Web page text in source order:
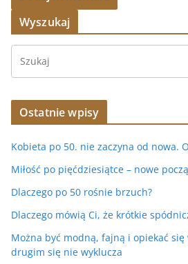
Wyszukaj
Ostatnie wpisy
Kobieta po 50. nie zaczyna od nowa.
Miłość po pięćdziesiątce – nowe
Dlaczego po 50 rośnie brzuch?
Dlaczego mówią Ci, że krótkie
Można być modną, fajną i opiekać się
drugim się nie wyklucza